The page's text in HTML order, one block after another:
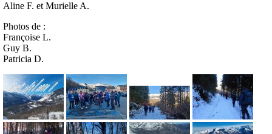
Aline F. et Murielle A.
Photos de :
Françoise L.
Guy B.
Patricia D.